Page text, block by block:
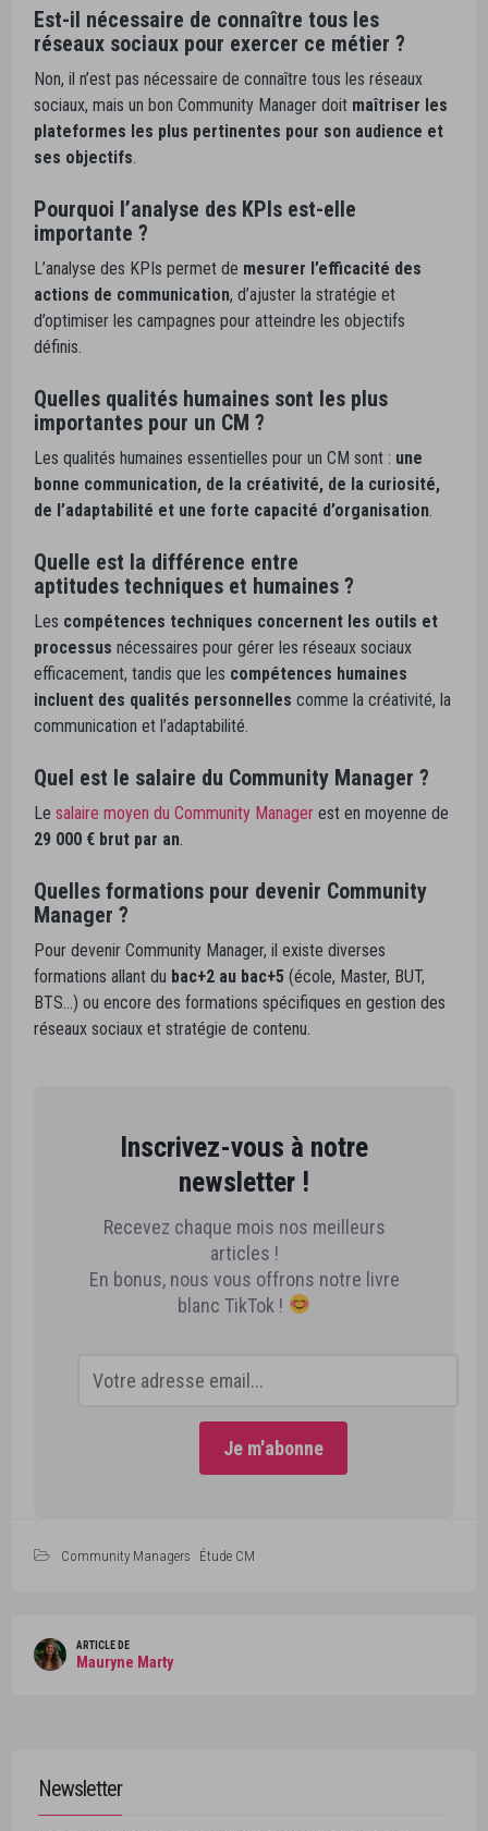
Est-il nécessaire de connaître tous les
réseaux sociaux pour exercer ce métier ?
Non, il n’est pas nécessaire de connaître tous les réseaux
sociaux, mais un bon Community Manager doit maîtriser les
plateformes les plus pertinentes pour son audience et
ses objectifs
Pourquoi l’analyse des KPIs est-elle
importante ?
L’analyse des KPIs permet de mesurer l’efficacité des
actions de communication, d’ajuster la stratégie et
d’optimiser les campagnes pour atteindre les objectifs
définis.
Quelles qualités humaines sont les plus
importantes pour un CM ?
Les qualités humaines essentielles pour un CM sont : une
bonne communication, de la créativité, de la curiosité,
de l’adaptabilité et une forte capacité d’organisation
Quelle est la différence entre
aptitudes techniques et humaines ?
Les compétences techniques concernent les outils et
processus nécessaires pour gérer les réseaux sociaux
efficacement, tandis que les compétences humaines
incluent des qualités personnelles comme la créativité, la
communication et l’adaptabilité.
Quel est le salaire du Community Manager ?
Le salaire moyen du Community Manager est en moyenne de
29 000 € brut par an
Quelles formations pour devenir Community
Manager ?
Pour devenir Community Manager, il existe diverses
formations allant du bac+2 au bac+5 (école, Master, BUT,
BTS…) ou encore des formations spécifiques en gestion des
réseaux sociaux et stratégie de contenu.
Inscrivez-vous à notre
newsletter !
Recevez chaque mois nos meilleurs
articles !
En bonus, nous vous offrons notre livre
blanc TikTok !
Community Managers Étude CM
ARTICLE DE
Mauryne Marty
Newsletter